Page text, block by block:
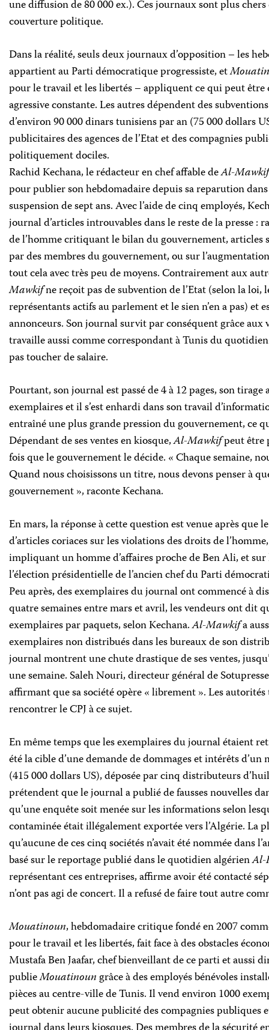
une diffusion de 80 000 ex.). Ces journaux sont plus
couverture politique.
Dans la réalité, seuls deux journaux d’opposition – les
appartient au Parti démocratique progressiste, et
pour le travail et les libertés – appliquent ce qui peut
agressive constante. Les autres dépendent des
d’environ 90 000 dinars tunisiens par an (75 000 dollars
publicitaires des agences de l’Etat et des compagnies
politiquement dociles.
Rachid Kechana, le rédacteur en chef affable deAl-Mawkif
pour publier son hebdomadaire depuis sa reparution
suspension de sept ans. Avec l’aide de cinq employés,
journal d’articles introuvables dans le reste de la presse :
de l’homme critiquant le bilan du gouvernement, articles
par des membres du gouvernement, ou sur
tout cela avec très peu de moyens. Contrairement aux
Mawkifne reçoit pas de subvention de l’Etat (selon la
représentants actifs au parlement et le sien n’en a pas) et
annonceurs. Son journal survit par conséquent grâce aux
travaille aussi comme correspondant à Tunis du
pas toucher de salaire.
Pourtant, son journal est passé de 4 à 12 pages, son
exemplaires et il s’est enhardi dans son travail
entraîné une plus grande pression du gouvernement, ce
Dépendant de ses ventes en kiosque,Al-Mawkifpeut être
fois que le gouvernement le décide. « Chaque semaine,
Quand nous choisissons un titre, nous devons penser à
gouvernement », raconte Kechana.
En mars, la réponse à cette question est venue après que
d’articles coriaces sur les violations des droits de
impliquant un homme d’affaires proche de Ben Ali, et
l’élection présidentielle de l’ancien chef du Parti
Peu après, des exemplaires du journal ont commencé à
quatre semaines entre mars et avril, les vendeurs ont dit
exemplaires par paquets, selon Kechana.Al-Mawkifa
exemplaires non distribués dans les bureaux de son
journal montrent une chute drastique de ses ventes,
une semaine. Saleh Nouri, directeur général de
affirmant que sa société opère « librement ». Les
rencontrer le CPJ à ce sujet.
En même temps que les exemplaires du journal étaient
été la cible d’une demande de dommages et intérêts
(415 000 dollars US), déposée par cinq distributeurs
prétendent que le journal a publié de fausses nouvelles
qu’une enquête soit menée sur les informations selon
contaminée était illégalement exportée vers l’Algérie. La
qu’aucune de ces cinq sociétés n’avait été nommée dans
basé sur le reportage publié dans le quotidien algérienAl-
représentant ces entreprises, affirme avoir été contacté
n’ont pas agi de concert. Il a refusé de faire tout autre
Mouatinoun, hebdomadaire critique fondé en 2007
pour le travail et les libertés, fait face à des obstacles
Mustafa Ben Jaafar, chef bienveillant de ce parti et aussi
publieMouatinoungrâce à des employés bénévoles
pièces au centre-ville de Tunis. Il vend environ 1000
peut obtenir aucune publicité des compagnies publiques